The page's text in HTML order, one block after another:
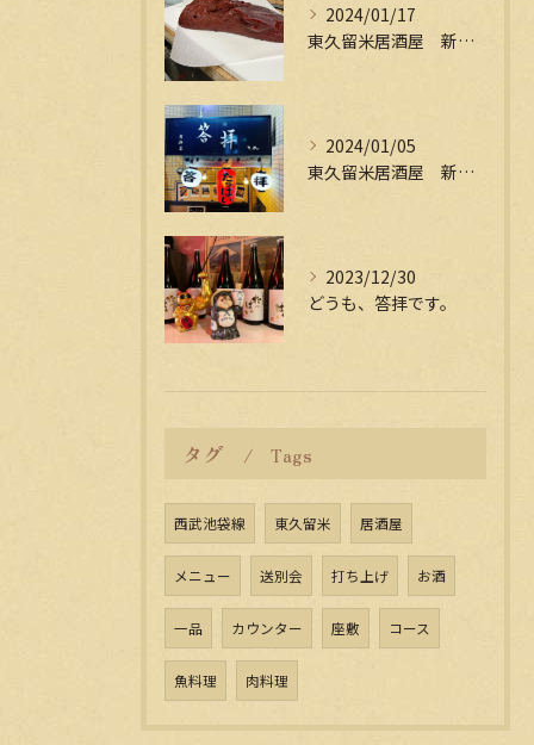
2024/01/17
東久留米居酒屋 新年会受付中
2024/01/05
東久留米居酒屋 新年会受付中
2023/12/30
どうも、答拝です。
タグ Tags
西武池袋線 東久留米 居酒屋
メニュー 送別会 打ち上げ お酒
一品 カウンター 座敷 コース
魚料理 肉料理